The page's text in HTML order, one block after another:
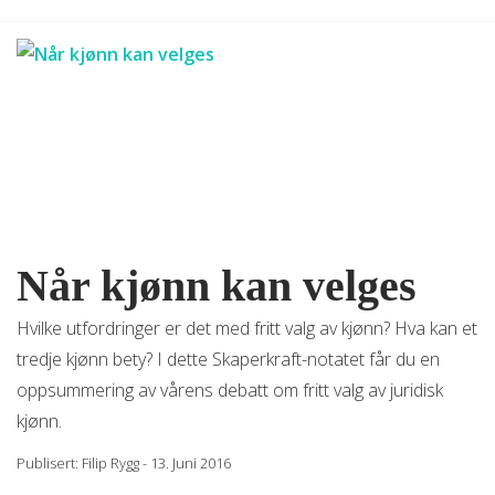
Når kjønn kan velges
Hvilke utfordringer er det med fritt valg av kjønn? Hva kan et
tredje kjønn bety? I dette Skaperkraft-notatet får du en
oppsummering av vårens debatt om fritt valg av juridisk
kjønn.
Publisert: Filip Rygg- 13. Juni 2016